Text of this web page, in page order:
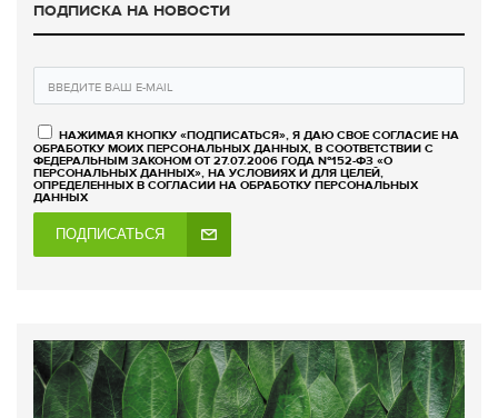
ПОДПИСКА НА НОВОСТИ
НАЖИМАЯ КНОПКУ «ПОДПИСАТЬСЯ», Я ДАЮ СВОЕ СОГЛАСИЕ НА
ОБРАБОТКУ МОИХ ПЕРСОНАЛЬНЫХ ДАННЫХ, В СООТВЕТСТВИИ С
ФЕДЕРАЛЬНЫМ ЗАКОНОМ ОТ 27.07.2006 ГОДА №152-ФЗ «О
ПЕРСОНАЛЬНЫХ ДАННЫХ», НА УСЛОВИЯХ И ДЛЯ ЦЕЛЕЙ,
ОПРЕДЕЛЕННЫХ В СОГЛАСИИ НА ОБРАБОТКУ ПЕРСОНАЛЬНЫХ
ДАННЫХ
ПОДПИСАТЬСЯ